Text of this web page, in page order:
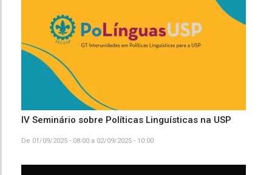
IV Seminário sobre Políticas Linguísticas na USP
De 01/09/2025 - 08:00 a 02/09/2025 - 10:00